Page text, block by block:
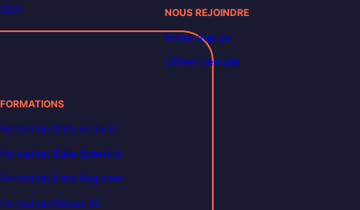
CGV
NOUS REJOINDRE
Notre équipe
Offres d’emploi
FORMATIONS
Formation Data Analyst
Formation Data Scientist
Formation Data Engineer
Formation Power BI